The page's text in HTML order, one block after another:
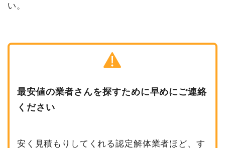
い。
最安値の業者さんを探すために早めにご連絡
ください
安く見積もりしてくれる認定解体業者ほど、す